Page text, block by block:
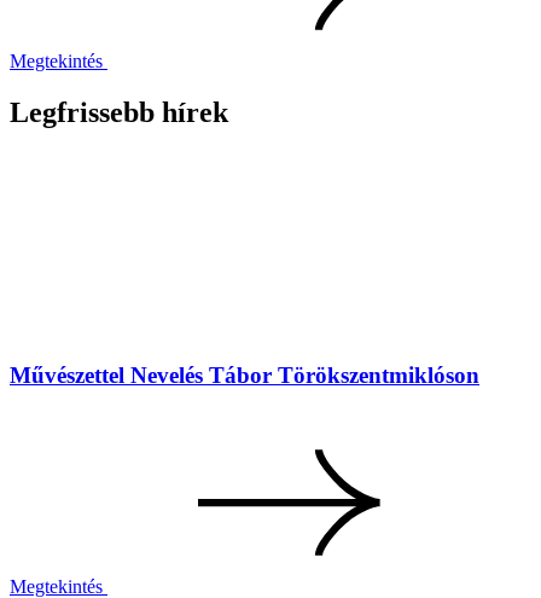
Megtekintés
Legfrissebb hírek
Művészettel Nevelés Tábor Törökszentmiklóson
Megtekintés